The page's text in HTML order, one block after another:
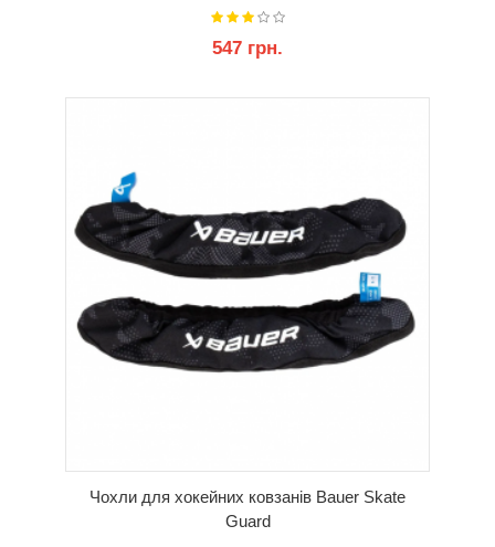
547 грн.
Чохли для хокейних ковзанів Bauer Skate
Guard